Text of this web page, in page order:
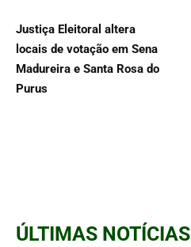
Justiça Eleitoral altera
locais de votação em Sena
Madureira e Santa Rosa do
Purus
ÚLTIMAS NOTÍCIAS